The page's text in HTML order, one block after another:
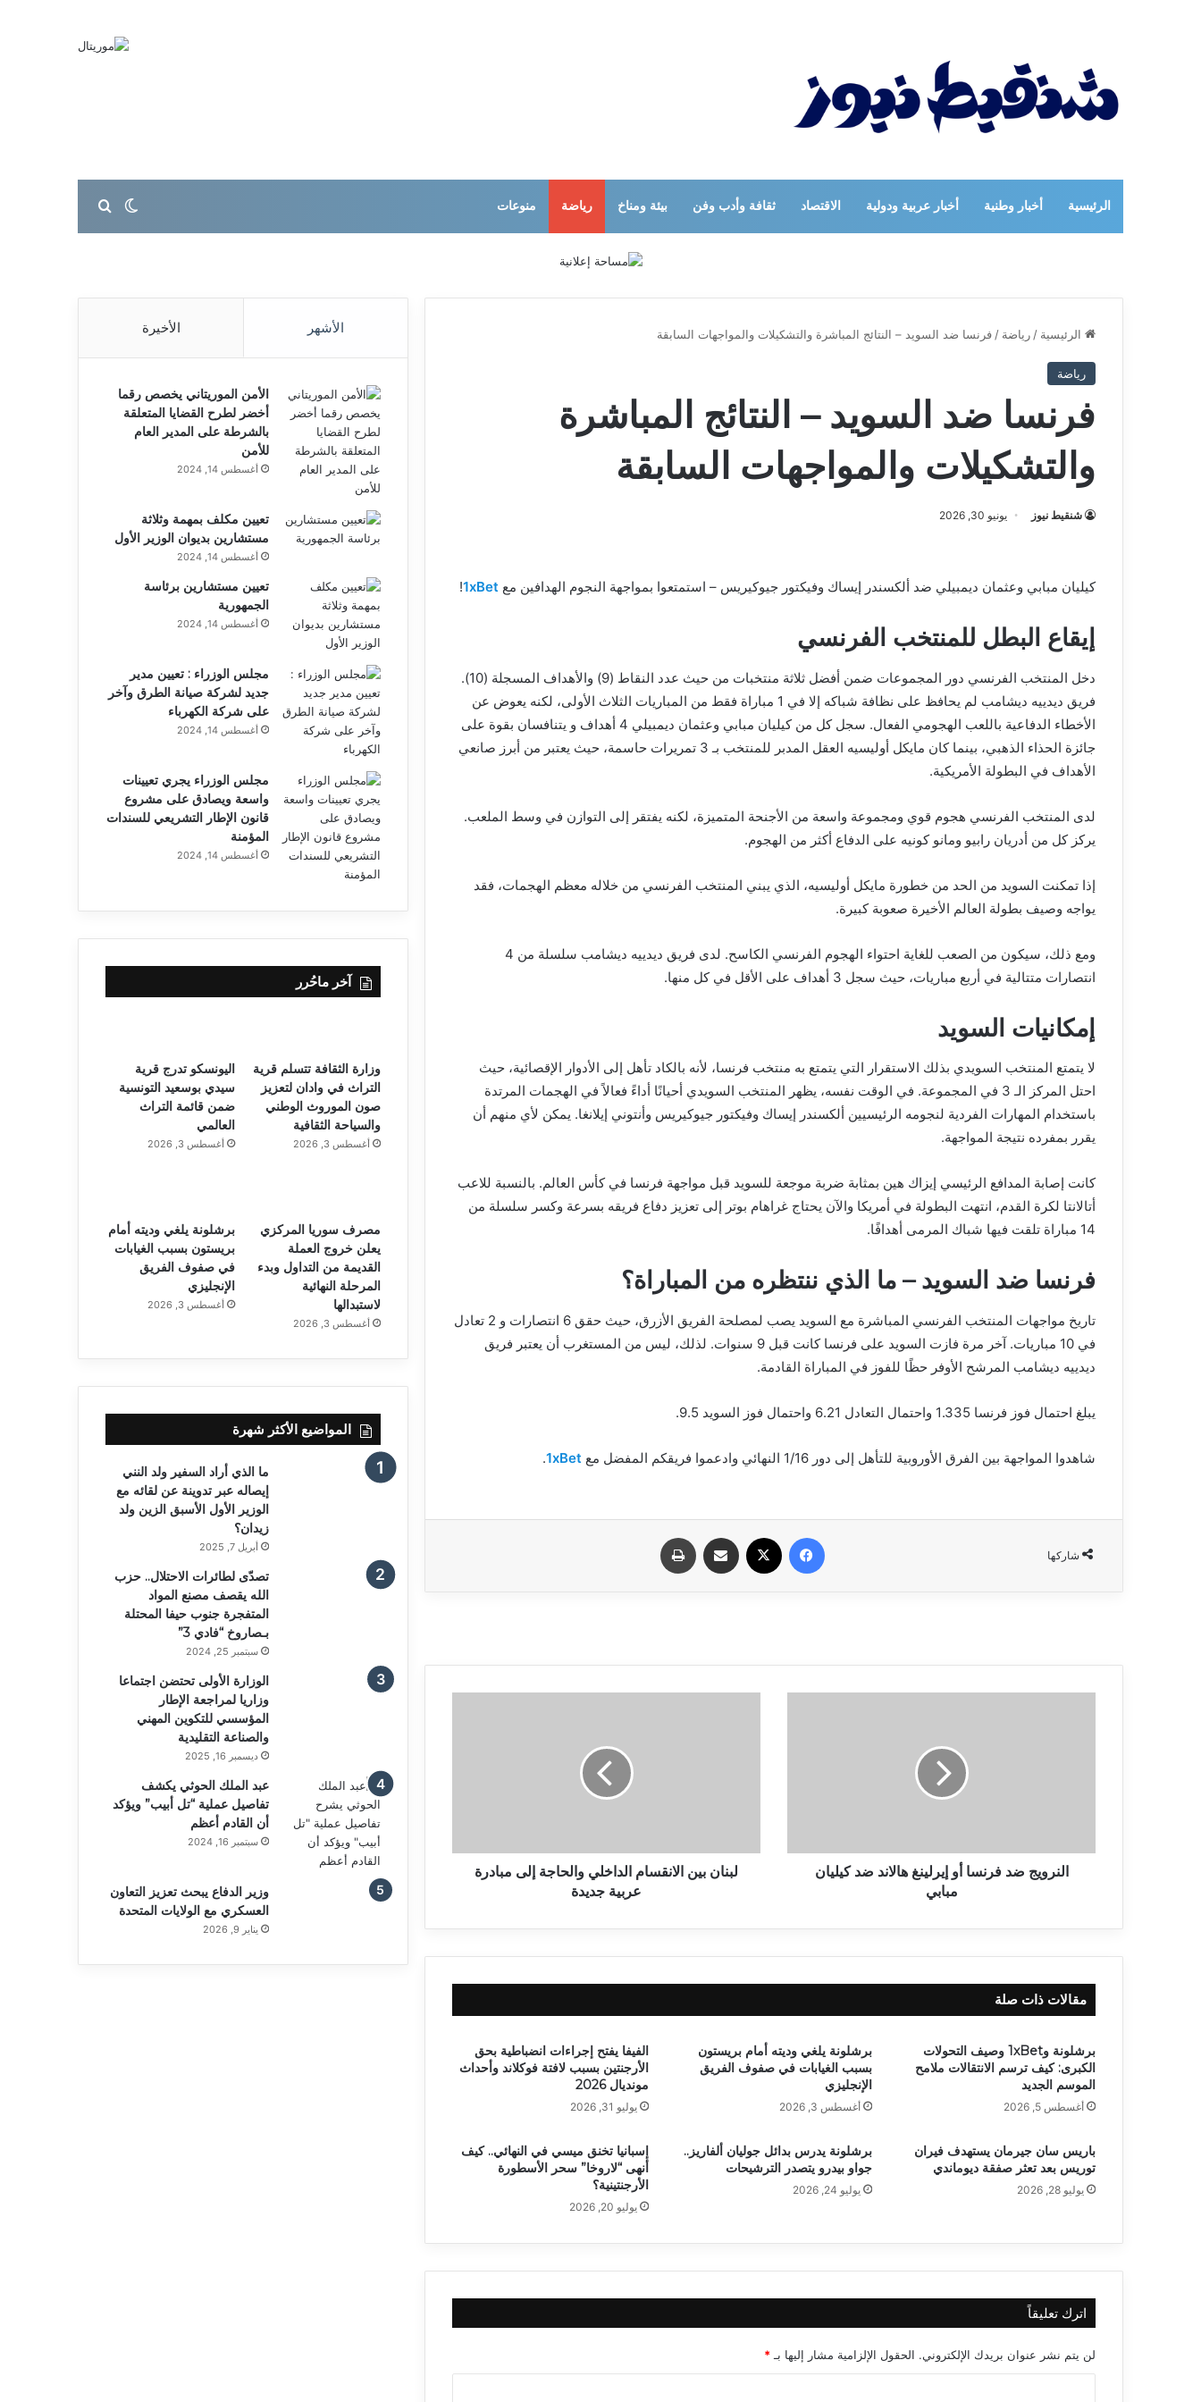
الرئيسية أخبار وطنية أخبار عربية ودولية الاقتصاد ثقافة وأدب وفن بيئة ومناخ رياضة منوعات الوضع المظلم
بحث عن
الرئيسية /رياضة /فرنسا ضد السويد – النتائج المباشرة والتشكيلات والمواجهات السابقة
رياضة
فرنسا ضد السويد – النتائج المباشرة
والتشكيلات والمواجهات السابقة
شنقيط نيوز يونيو 30, 2026
كيليان مبابي وعثمان ديمبيلي ضد ألكسندر إيساك وفيكتور جيوكيريس – استمتعوا بمواجهة النجوم الهدافين مع 1xBet
!
إيقاع البطل للمنتخب الفرنسي
دخل المنتخب الفرنسي دور المجموعات ضمن أفضل ثلاثة منتخبات من حيث عدد النقاط (9) والأهداف المسجلة (10).
فريق ديدييه ديشامب لم يحافظ على نظافة شباكه إلا في 1 مباراة فقط من المباريات الثلاث الأولى، لكنه يعوض عن
الأخطاء الدفاعية باللعب الهجومي الفعال. سجل كل من كيليان مبابي وعثمان ديمبيلي 4 أهداف و يتنافسان بقوة على
جائزة الحذاء الذهبي، بينما كان مايكل أوليسيه العقل المدبر للمنتخب بـ 3 تمريرات حاسمة، حيث يعتبر من أبرز صانعي
الأهداف في البطولة الأمريكية.
لدى المنتخب الفرنسي هجوم قوي ومجموعة واسعة من الأجنحة المتميزة، لكنه يفتقر إلى التوازن في وسط الملعب.
يركز كل من أدريان رابيو ومانو كونيه على الدفاع أكثر من الهجوم.
إذا تمكنت السويد من الحد من خطورة مايكل أوليسيه، الذي يبني المنتخب الفرنسي من خلاله معظم الهجمات، فقد
يواجه وصيف بطولة العالم الأخيرة صعوبة كبيرة.
ومع ذلك، سيكون من الصعب للغاية احتواء الهجوم الفرنسي الكاسح. لدى فريق ديدييه ديشامب سلسلة من 4
انتصارات متتالية في أربع مباريات، حيث سجل 3 أهداف على الأقل في كل منها.
إمكانيات السويد
لا يتمتع المنتخب السويدي بذلك الاستقرار التي يتمتع به منتخب فرنسا، لأنه بالكاد تأهل إلى الأدوار الإقصائية، حيث
احتل المركز الـ 3 في المجموعة. في الوقت نفسه، يظهر المنتخب السويدي أحيانًا أداءً فعالاً في الهجمات المرتدة
باستخدام المهارات الفردية لنجومه الرئيسيين ألكسندر إيساك وفيكتور جيوكيريس وأنتوني إيلانغا. يمكن لأي منهم أن
يقرر بمفرده نتيجة المواجهة.
كانت إصابة المدافع الرئيسي إيزاك هين بمثابة ضربة موجعة للسويد قبل مواجهة فرنسا في كأس العالم. بالنسبة للاعب
أتالانتا لكرة القدم، انتهت البطولة في أمريكا والآن يحتاج غراهام بوتر إلى تعزيز دفاع فريقه بسرعة وكسر سلسلة من
14 مباراة تلقت فيها شباك المرمى أهدافًا.
فرنسا ضد السويد – ما الذي ننتظره من المباراة؟
تاريخ مواجهات المنتخب الفرنسي المباشرة مع السويد يصب لمصلحة الفريق الأزرق، حيث حقق 6 انتصارات و 2 تعادل
في 10 مباريات. آخر مرة فازت السويد على فرنسا كانت قبل 9 سنوات. لذلك، ليس من المستغرب أن يعتبر فريق
ديدييه ديشامب المرشح الأوفر حظًا للفوز في المباراة القادمة.
يبلغ احتمال فوز فرنسا 1.335 واحتمال التعادل 6.21 واحتمال فوز السويد 9.5.
شاهدوا المواجهة بين الفرق الأوروبية للتأهل إلى دور 1/16 النهائي وادعموا فريقكم المفضل مع 1xBet
.
شاركها
فيسبوك مشاركة عبر البريد
النرويج ضد فرنسا أو إيرلينغ هالاند ضد كيليان
مبابي
لبنان بين الانقسام الداخلي والحاجة إلى مبادرة
عربية جديدة
مقالات ذات صلة
برشلونة و1xBet وصيف التحولات
الكبرى: كيف ترسم الانتقالات ملامح
الموسم الجديد
أغسطس 5, 2026
برشلونة يلغي وديته أمام بريستون
بسبب الغيابات في صفوف الفريق
الإنجليزي
أغسطس 3, 2026
الفيفا يفتح إجراءات انضباطية بحق
الأرجنتين بسبب لافتة فوكلاند وأحداث
مونديال 2026
يوليو 31, 2026
باريس سان جيرمان يستهدف فيران
توريس بعد تعثر صفقة ديوماندي
يوليو 28, 2026
برشلونة يدرس بدائل جوليان ألفاريز..
جواو بيدرو يتصدر الترشيحات
يوليو 24, 2026
إسبانيا تخنق ميسي في النهائي.. كيف
أنهى “لاروخا” سحر الأسطورة
الأرجنتينية؟
يوليو 20, 2026
اترك تعليقاً
لن يتم نشر عنوان بريدك الإلكتروني. الحقول الإلزامية مشار إليها بـ *
الأشهر الأخيرة
الأمن الموريتاني يخصص رقما
أخضر لطرح القضايا المتعلقة
بالشرطة على المدير العام
للأمن
أغسطس 14, 2024
تعيين مكلف بمهمة وثلاثة
مستشارين بديوان الوزير الأول
أغسطس 14, 2024
تعيين مستشارين برئاسة
الجمهورية
أغسطس 14, 2024
مجلس الوزراء : تعيين مدير
جديد لشركة صيانة الطرق وآخر
على شركة الكهرباء
أغسطس 14, 2024
مجلس الوزراء يجري تعيينات
واسعة ويصادق على مشروع
قانون الإطار التشريعي للسندات
المؤمنة
أغسطس 14, 2024
آخر ماحُرر
وزارة الثقافة تتسلم قرية
التراث في وادان لتعزيز
صون الموروث الوطني
والسياحة الثقافية
أغسطس 3, 2026
اليونسكو تدرج قرية
سيدي بوسعيد التونسية
ضمن قائمة التراث
العالمي
أغسطس 3, 2026
مصرف سوريا المركزي
يعلن خروج العملة
القديمة من التداول وبدء
المرحلة النهائية
لاستبدالها
أغسطس 3, 2026
برشلونة يلغي وديته أمام
بريستون بسبب الغيابات
في صفوف الفريق
الإنجليزي
أغسطس 3, 2026
المواضيع الأكثر شهرة
ما الذي أراد السفير ولد النني
إيصاله عبر تدوينة عن لقائه مع
الوزير الأول الأسبق الزين ولد
زيدان؟
أبريل 7, 2025
تصدّى لطائرات الاحتلال.. حزب
الله يقصف مصنع المواد
المتفجرة جنوب حيفا المحتلة
بـصاروخ “فادي 3”
سبتمبر 25, 2024
الوزارة الأولى تحتضن اجتماعا
وزاريا لمراجعة الإطار
المؤسسي للتكوين المهني
والصناعة التقليدية
ديسمبر 16, 2025
عبد الملك الحوثي يكشف
تفاصيل عملية “تل أبيب” ويؤكد
أن القادم أعظم
سبتمبر 16, 2024
وزير الدفاع يبحث تعزيز التعاون
العسكري مع الولايات المتحدة
يناير 9, 2026